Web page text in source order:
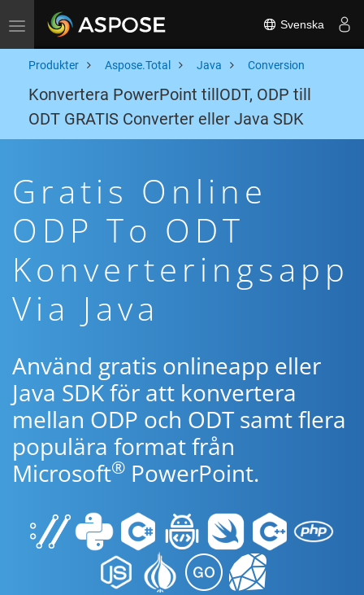
Toggle navigation Svenska
Produkter Aspose.Total Java Conversion
Konvertera PowerPoint tillODT, ODP till
ODT GRATIS Converter eller Java SDK
Gratis Online
ODP To ODT
Konverteringsapp
Via Java
Använd gratis onlineapp eller
Java SDK för att konvertera
mellan ODP och ODT samt flera
populära format från
Microsoft® PowerPoint.